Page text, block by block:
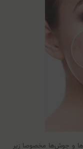
و جوش‌ها مخصوصا زیر